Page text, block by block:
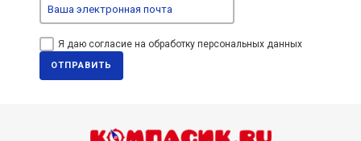
Я даю согласие на обработку персональных данных
ОТПРАВИТЬ